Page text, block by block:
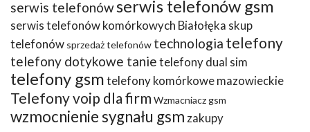
serwis telefonówserwis telefonów gsm
serwis telefonów komórkowych Białołęka skup
telefonów sprzedaż telefonów technologia telefony
telefony dotykowe tanietelefony dual sim
telefony gsmtelefony komórkowe mazowieckie
Telefony voip dla firm Wzmacniacz gsm
wzmocnienie sygnału gsm zakupy